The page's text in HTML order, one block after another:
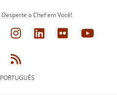
o Chef em Você!
PORTUGUÊS